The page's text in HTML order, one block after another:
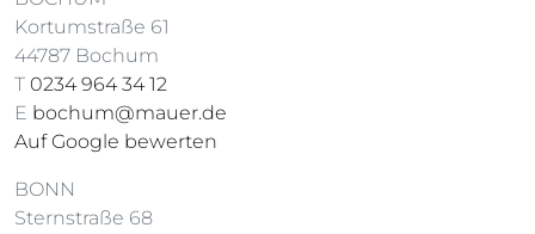
Kortumstraße 61
44787 Bochum
T 0234 964 34 12
E bochum@mauer.de
Auf Google bewerten
BONN
Sternstraße 68